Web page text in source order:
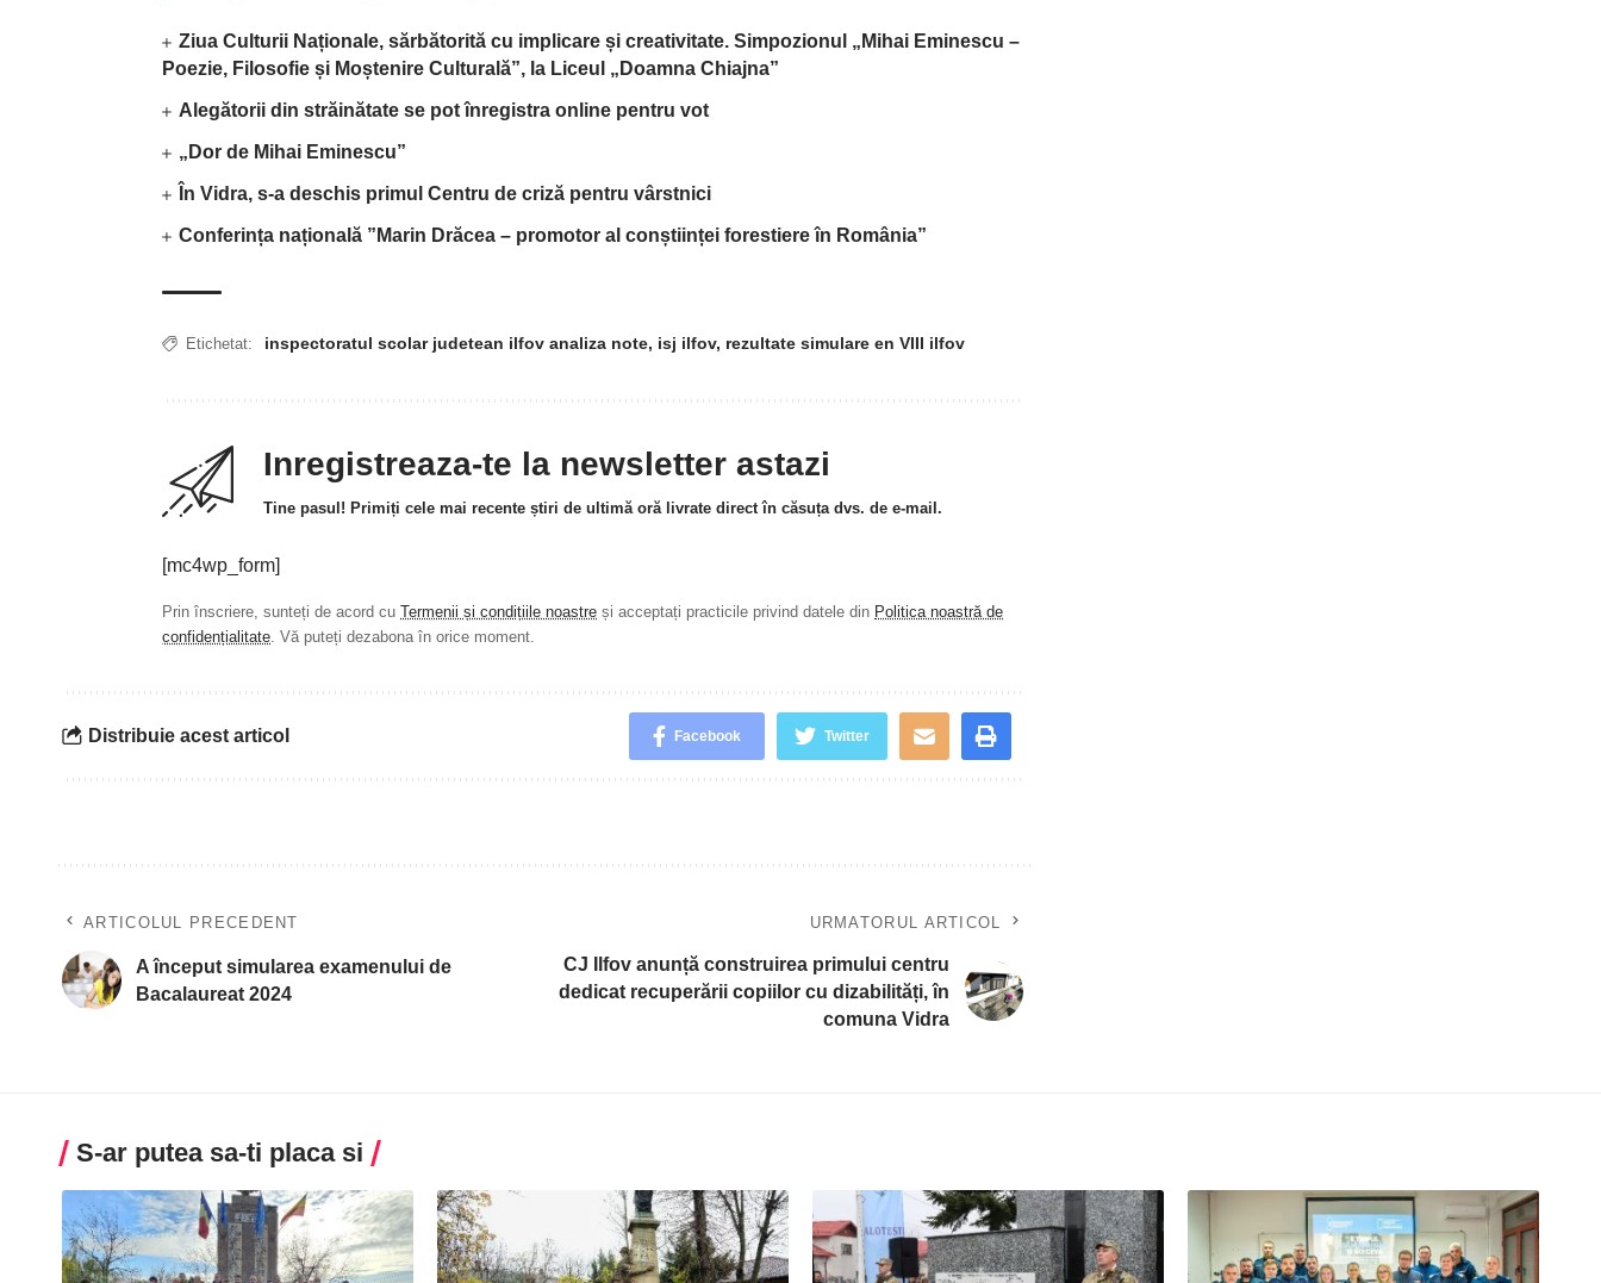
Ziua Culturii Naționale, sărbătorită cu implicare și creativitate. Simpozionul „Mihai Eminescu –
Poezie, Filosofie și Moștenire Culturală”, la Liceul „Doamna Chiajna”
Alegătorii din străinătate se pot înregistra online pentru vot
„Dor de Mihai Eminescu”
În Vidra, s-a deschis primul Centru de criză pentru vârstnici
Conferința națională ”Marin Drăcea – promotor al conștiinței forestiere în România”
Etichetat: inspectoratul scolar judetean ilfov analiza note, isj ilfov, rezultate simulare en VIII ilfov
Inregistreaza-te la newsletter astazi
Tine pasul! Primiți cele mai recente știri de ultimă oră livrate direct în căsuța dvs. de e-mail.
[mc4wp_form]
Prin înscriere, sunteți de acord cu Termenii și condițiile noastre și acceptați practicile privind datele din Politica noastră de
confidențialitate . Vă puteți dezabona în orice moment.
Distribuie acest articol Facebook Twitter
ARTICOLUL PRECEDENT
A început simularea examenului de
Bacalaureat 2024
URMATORUL ARTICOL
CJ Ilfov anunță construirea primului centru
dedicat recuperării copiilor cu dizabilități, în
comuna Vidra
S-ar putea sa-ti placa si